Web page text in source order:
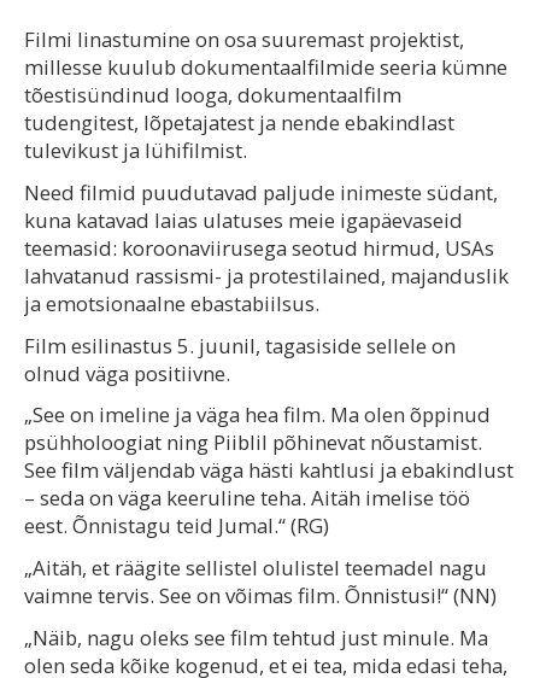
Filmi linastumine on osa suuremast projektist,
millesse kuulub dokumentaalfilmide seeria kümne
tõestisündinud looga, dokumentaalfilm
tudengitest, lõpetajatest ja nende ebakindlast
tulevikust ja lühifilmist.
Need filmid puudutavad paljude inimeste südant,
kuna katavad laias ulatuses meie igapäevaseid
teemasid: koroonaviirusega seotud hirmud, USAs
lahvatanud rassismi- ja protestilained, majanduslik
ja emotsionaalne ebastabiilsus.
Film esilinastus 5. juunil, tagasiside sellele on
olnud väga positiivne.
„See on imeline ja väga hea film. Ma olen õppinud
psühholoogiat ning Piiblil põhinevat nõustamist.
See film väljendab väga hästi kahtlusi ja ebakindlust
– seda on väga keeruline teha. Aitäh imelise töö
eest. Õnnistagu teid Jumal.“ (RG)
„Aitäh, et räägite sellistel olulistel teemadel nagu
vaimne tervis. See on võimas film. Õnnistusi!“ (NN)
„Näib, nagu oleks see film tehtud just minule. Ma
olen seda kõike kogenud, et ei tea, mida edasi teha,